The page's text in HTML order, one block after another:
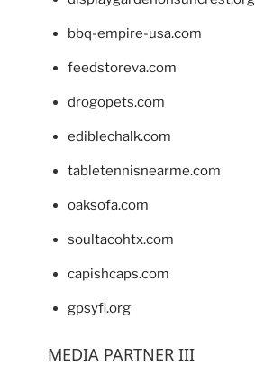
bbq-empire-usa.com
feedstoreva.com
drogopets.com
ediblechalk.com
tabletennisnearme.com
oaksofa.com
soultacohtx.com
capishcaps.com
gpsyfl.org
MEDIA PARTNER III